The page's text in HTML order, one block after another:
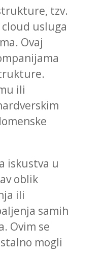
tzv.
usluga
Ovaj
ili
iskustva u
oblik
ili
samih
Ovim se
mogli